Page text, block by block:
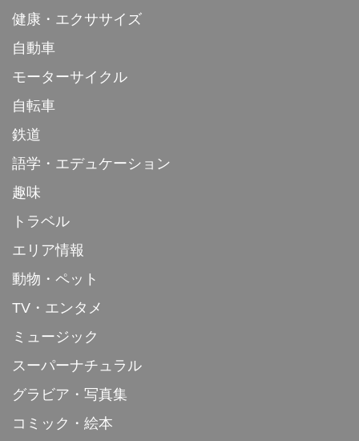
健康・エクササイズ
自動車
モーターサイクル
自転車
鉄道
語学・エデュケーション
趣味
トラベル
エリア情報
動物・ペット
TV・エンタメ
ミュージック
スーパーナチュラル
グラビア・写真集
コミック・絵本